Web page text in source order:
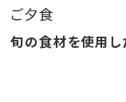
常の空間で贅沢な
ご夕食
旬の食材を使用し